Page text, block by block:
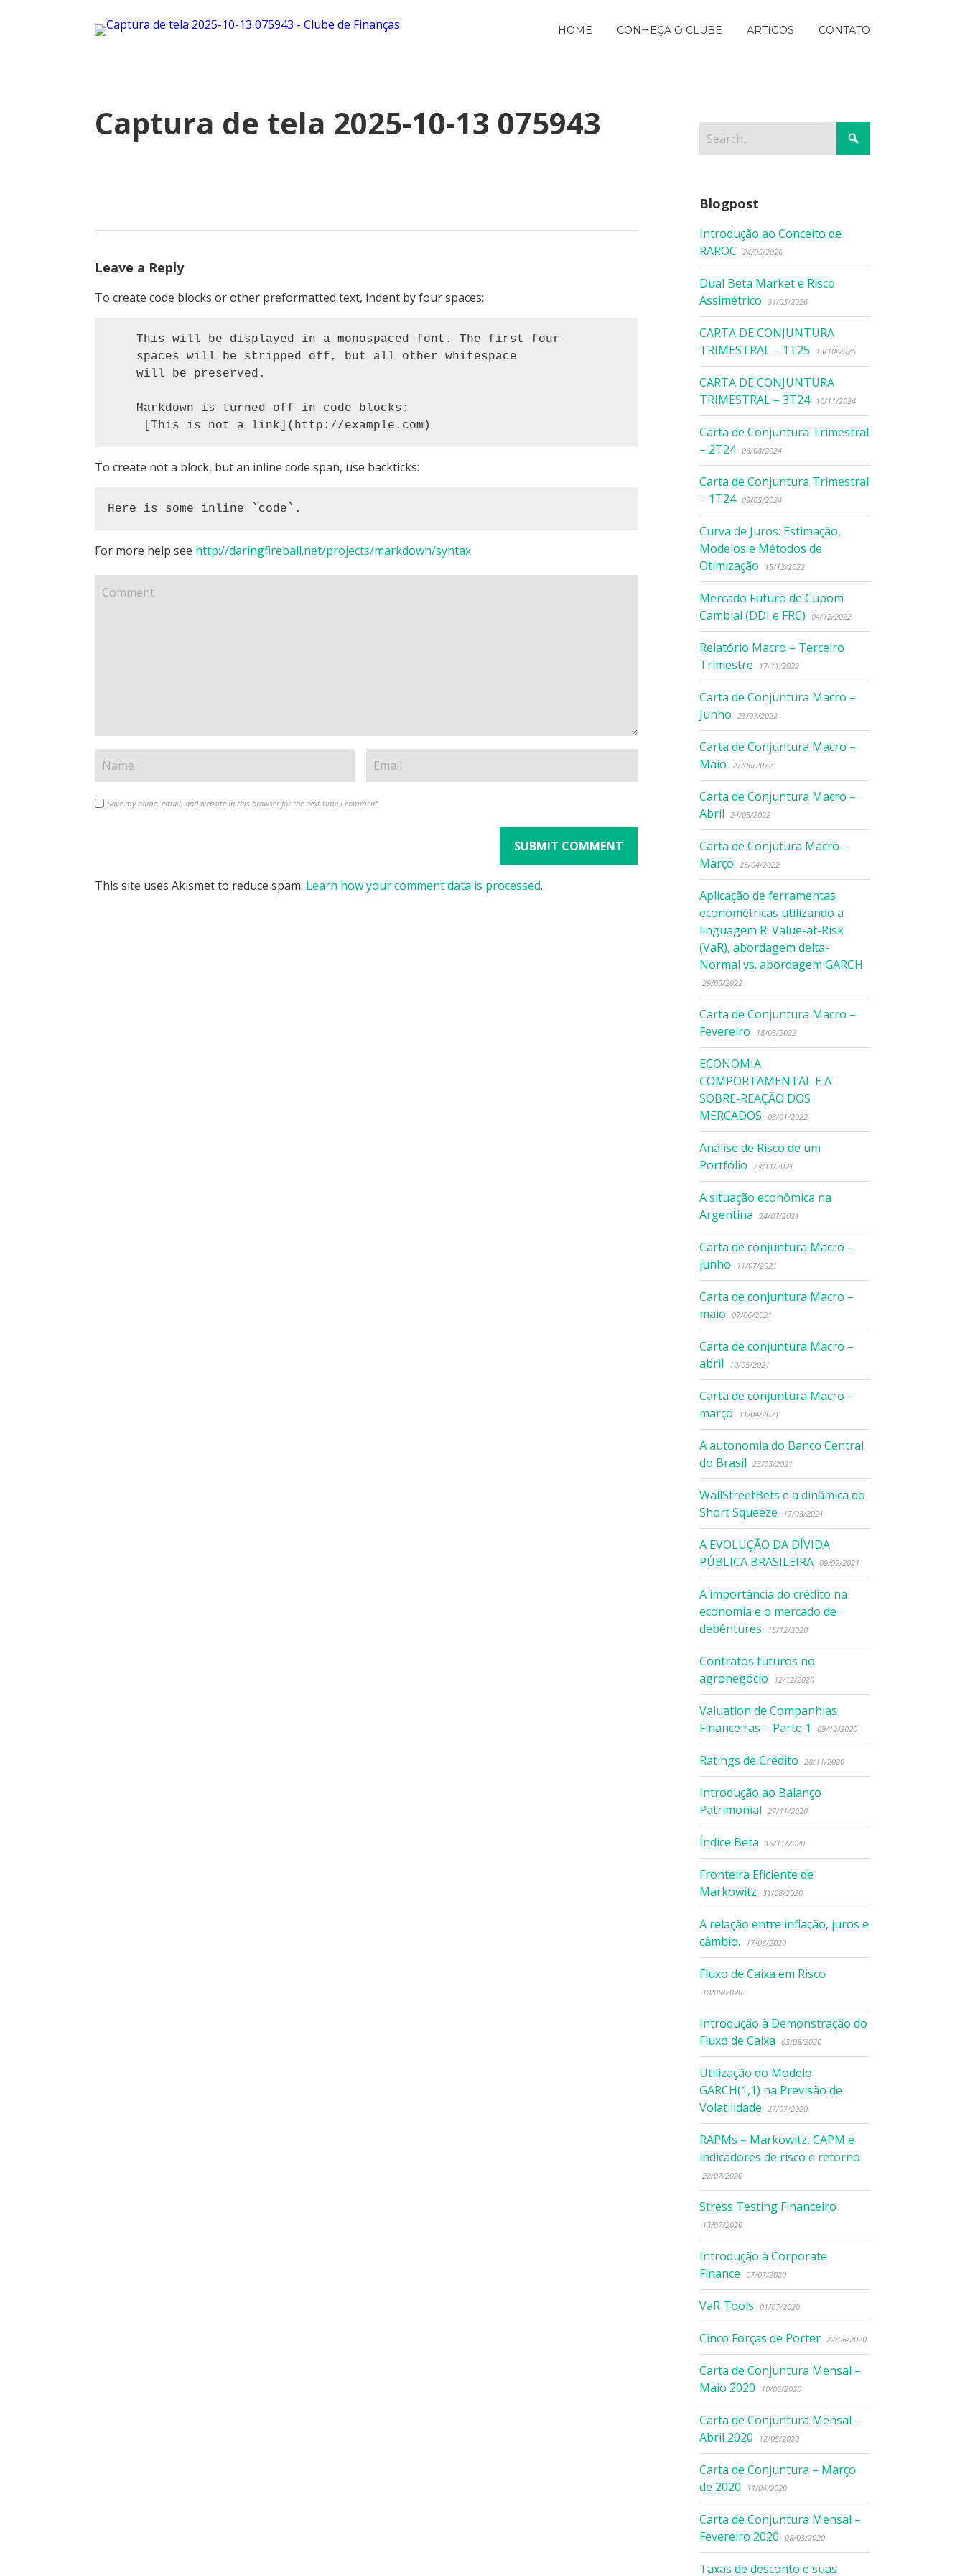
HOME CONHEÇA O CLUBE ARTIGOS CONTATO
Captura de tela 2025-10-13 075943
Leave a Reply
To create code blocks or other preformatted text, indent by four spaces:
To create not a block, but an inline code span, use backticks:
Here is some inline `code`.
For more help see http://daringfireball.net/projects/markdown/syntax
Save my name, email, and website in this browser for the next time I comment.
This site uses Akismet to reduce spam. Learn how your comment data is processed.
Blogpost
Introdução ao Conceito de
RAROC
24/05/2026
Dual Beta Market e Risco
Assimétrico
31/03/2026
CARTA DE CONJUNTURA
TRIMESTRAL – 1T25
13/10/2025
CARTA DE CONJUNTURA
TRIMESTRAL – 3T24
10/11/2024
Carta de Conjuntura Trimestral
– 2T24 06/08/2024
Carta de Conjuntura Trimestral
– 1T24 09/05/2024
Curva de Juros: Estimação,
Modelos e Métodos de
Otimização
15/12/2022
Mercado Futuro de Cupom
Cambial (DDI e FRC)
04/12/2022
Relatório Macro – Terceiro
Trimestre
17/11/2022
Carta de Conjuntura Macro –
Junho
23/07/2022
Carta de Conjuntura Macro –
Maio
27/06/2022
Carta de Conjuntura Macro –
Abril
24/05/2022
Carta de Conjutura Macro –
Março
25/04/2022
Aplicação de ferramentas
econométricas utilizando a
linguagem R: Value-at-Risk
(VaR), abordagem delta-
Normal vs. abordagem GARCH
29/03/2022
Carta de Conjuntura Macro –
Fevereiro
18/03/2022
ECONOMIA
COMPORTAMENTAL E A
SOBRE-REAÇÃO DOS
MERCADOS
03/01/2022
Análise de Risco de um
Portfólio
23/11/2021
A situação econômica na
Argentina
24/07/2021
Carta de conjuntura Macro –
junho
11/07/2021
Carta de conjuntura Macro –
maio
07/06/2021
Carta de conjuntura Macro –
abril
10/05/2021
Carta de conjuntura Macro –
março
11/04/2021
A autonomia do Banco Central
do Brasil
23/03/2021
WallStreetBets e a dinâmica do
Short Squeeze
17/03/2021
A EVOLUÇÃO DA DÍVIDA
PÚBLICA BRASILEIRA 09/02/2021
A importância do crédito na
economia e o mercado de
debêntures
15/12/2020
Contratos futuros no
agronegócio
12/12/2020
Valuation de Companhias
Financeiras – Parte 1
09/12/2020
Ratings de Crédito 28/11/2020
Introdução ao Balanço
Patrimonial
27/11/2020
Índice Beta 16/11/2020
Fronteira Eficiente de
Markowitz
31/08/2020
A relação entre inflação, juros e
câmbio.
17/08/2020
Fluxo de Caixa em Risco
10/08/2020
Introdução à Demonstração do
Fluxo de Caixa
03/08/2020
Utilização do Modelo
GARCH(1,1) na Previsão de
Volatilidade
27/07/2020
RAPMs – Markowitz, CAPM e
indicadores de risco e retorno
22/07/2020
Stress Testing Financeiro
13/07/2020
Introdução à Corporate
Finance
07/07/2020
VaR Tools 01/07/2020
Cinco Forças de Porter 22/06/2020
Carta de Conjuntura Mensal –
Maio 2020
10/06/2020
Carta de Conjuntura Mensal –
Abril 2020
12/05/2020
Carta de Conjuntura – Março
de 2020
11/04/2020
Carta de Conjuntura Mensal –
Fevereiro 2020
08/03/2020
Taxas de desconto e suas